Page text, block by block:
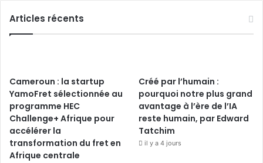
Articles récents
Cameroun : la startup
YamoFret sélectionnée au
programme HEC
Challenge+ Afrique pour
accélérer la
transformation du fret en
Afrique centrale
Créé par l’humain :
pourquoi notre plus grand
avantage à l’ère de l’IA
reste humain, par Edward
Tatchim
il y a 4 jours